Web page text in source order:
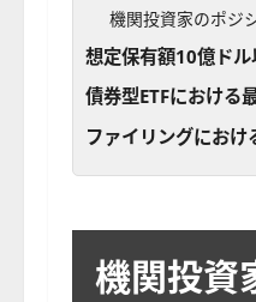
機関投資家のポジ
想定保有額10億ド
債券型ETFにおける
ファイリングにおけ
機関投資